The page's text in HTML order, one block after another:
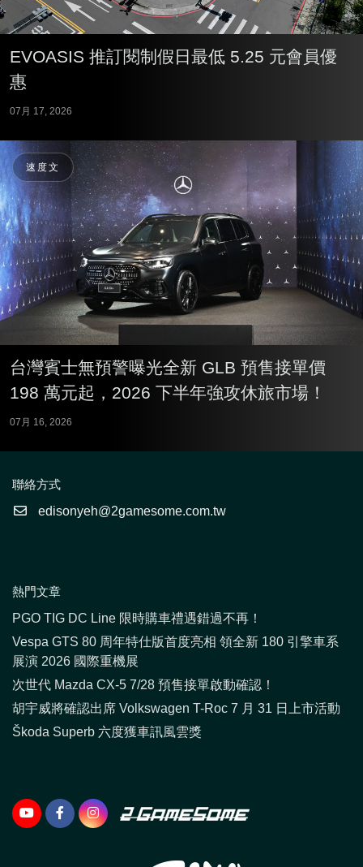
EVOASIS 推訂閱制假日最低 5.25 元會員優
惠
07月 17, 2026
速度文
台灣賓士無預警曝光全新 GLB 預售接單價
198 萬元起，2026 下半年強攻休旅市場！
07月 16, 2026
聯絡方式
edisonyeh@2gamesome.com.tw
熱門文章
PGO TIG DC Line 限時購車禮遇錯過不再！
Vespa GTS 80 周年特仕版首度亮相 領全新 180 引擎車系
展演 2026 國際重機展
次世代 Mazda CX-5 7/28 預售接單啟動確認！
胡宇威將確認出席 Volkswagen T-Roc 7 月 31 日上市活動
Škoda Superb 六度獲車訊風雲獎